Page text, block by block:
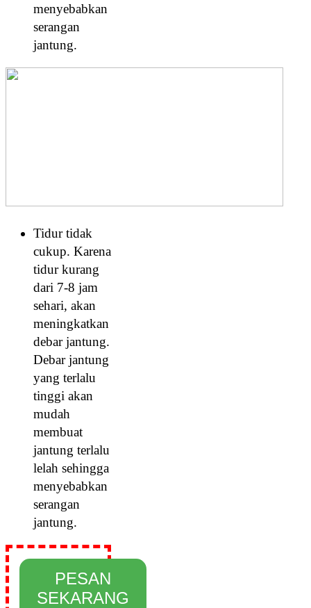
menyebabkan
serangan
jantung.
Tidur tidak
cukup. Karena
tidur kurang
dari 7-8 jam
sehari, akan
meningkatkan
debar jantung.
Debar jantung
yang terlalu
tinggi akan
mudah
membuat
jantung terlalu
lelah sehingga
menyebabkan
serangan
jantung.
PESAN
SEKARANG